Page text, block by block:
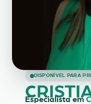
DISPONÍVEL PARA
CRISTIANE
Especialista em